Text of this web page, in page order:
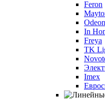
Feron
In
Freya
TK
Imex